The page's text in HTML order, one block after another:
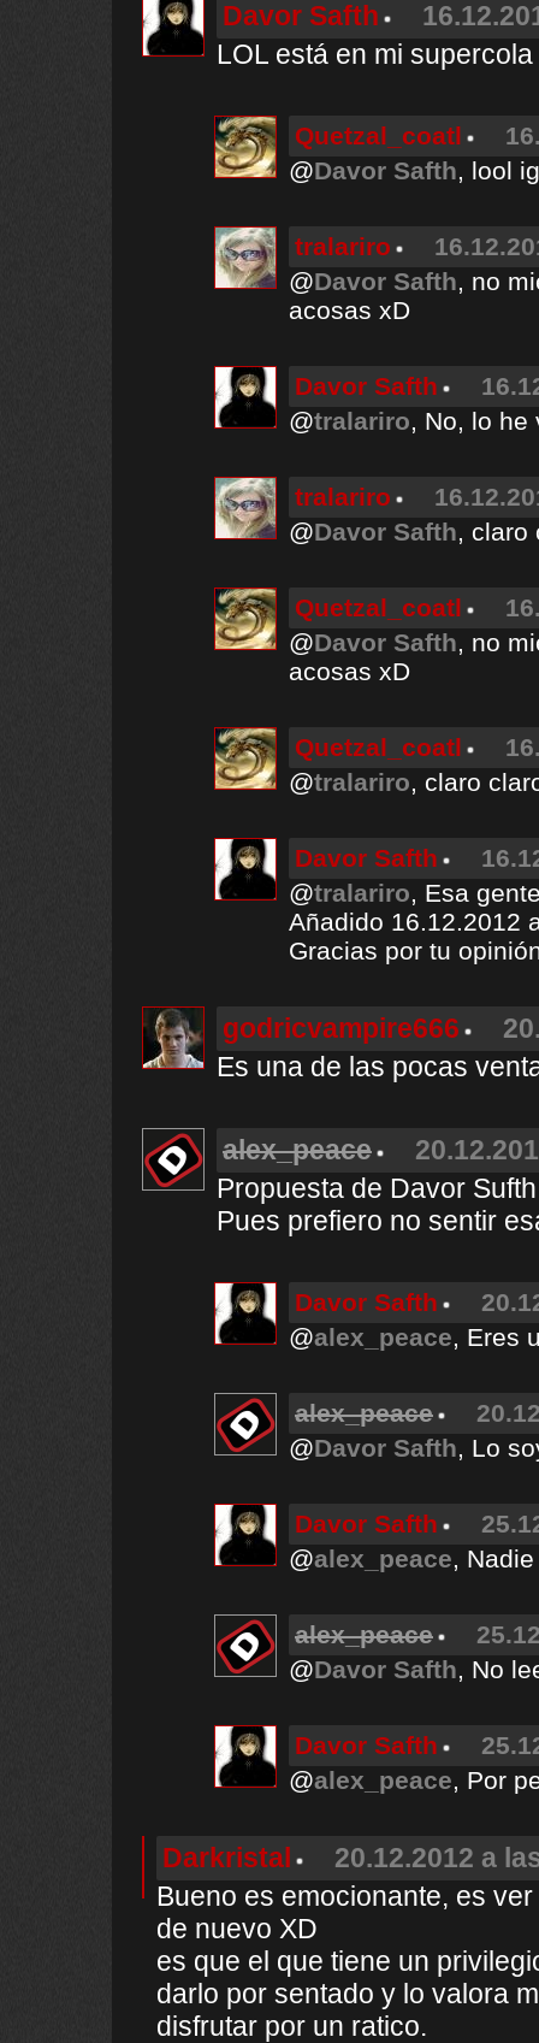
Davor Safth
LOL está en mi
Quetzal_coatl
@Davor Safth, lool
tralariro
@Davor Safth, no
acosas xD
Davor Safth
@tralariro, No, lo he
tralariro
@Davor Safth, claro
Quetzal_coatl
@Davor Safth, no
acosas xD
Quetzal_coatl
@tralariro, claro
Davor Safth
@tralariro, Esa
Añadido 16.12.2012
Gracias por tu
godricvampire666
Es una de las pocas
alex_peace
Propuesta de Davor
Pues prefiero no sentir
Davor Safth
@alex_peace, Eres
alex_peace
@Davor Safth, Lo
Davor Safth
@alex_peace,
alex_peace
@Davor Safth, No
Davor Safth
@alex_peace, Por
Darkristal
20.12.2012 a
Bueno es emocionante, es
de nuevo XD
es que el que tiene un
darlo por sentado y lo valora
disfrutar por un ratico.